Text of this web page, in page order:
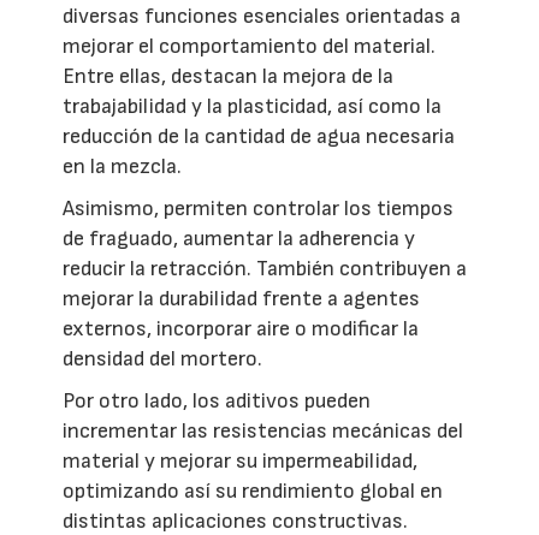
diversas funciones esenciales orientadas a
mejorar el comportamiento del material.
Entre ellas, destacan la mejora de la
trabajabilidad y la plasticidad, así como la
reducción de la cantidad de agua necesaria
en la mezcla.
Asimismo, permiten controlar los tiempos
de fraguado, aumentar la adherencia y
reducir la retracción. También contribuyen a
mejorar la durabilidad frente a agentes
externos, incorporar aire o modificar la
densidad del mortero.
Por otro lado, los aditivos pueden
incrementar las resistencias mecánicas del
material y mejorar su impermeabilidad,
optimizando así su rendimiento global en
distintas aplicaciones constructivas.